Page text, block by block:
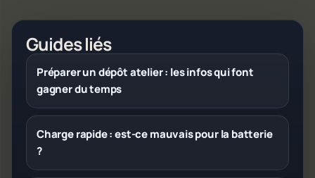
Guides liés
Préparer un dépôt atelier : les infos qui font
gagner du temps
Charge rapide : est-ce mauvais pour la batterie
?